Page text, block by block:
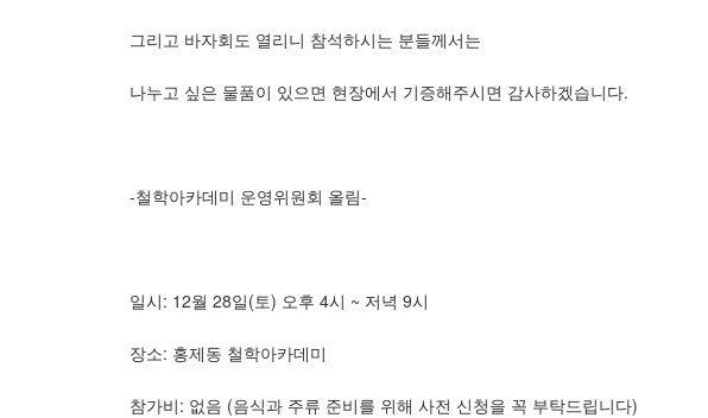
그리고 바자회도 열리니 참석하시는 분들께서는
나누고 싶은 물품이 있으면 현장에서 기증해주시면 감사하겠습니다.
-철학아카데미 운영위원회 올림-
일시: 12월 28일(토) 오후 4시 ~ 저녁 9시
장소: 홍제동 철학아카데미
참가비: 없음 (음식과 주류 준비를 위해 사전 신청을 꼭 부탁드립니다)